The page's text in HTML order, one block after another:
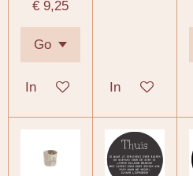
€ 9,25
In winkelwagenIn